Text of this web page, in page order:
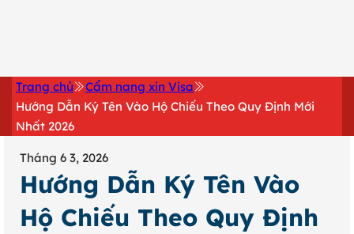
Trang chủ
Cẩm nang xin Visa
Hướng Dẫn Ký Tên Vào Hộ Chiếu Theo Quy Định Mới
Nhất 2026
Tháng 6 3, 2026
Hướng Dẫn Ký Tên Vào
Hộ Chiếu Theo Quy Định